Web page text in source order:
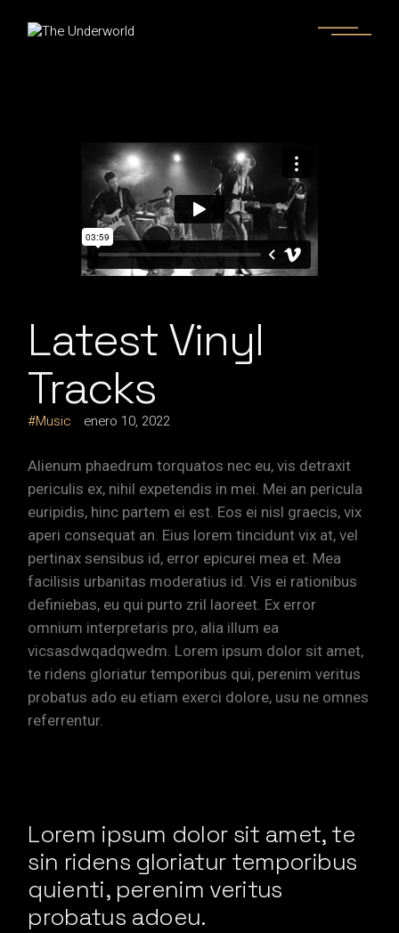
Latest Vinyl
Tracks
Music enero 10, 2022
Alienum phaedrum torquatos nec eu, vis detraxit
periculis ex, nihil expetendis in mei. Mei an pericula
euripidis, hinc partem ei est. Eos ei nisl graecis, vix
aperi consequat an. Eius lorem tincidunt vix at, vel
pertinax sensibus id, error epicurei mea et. Mea
facilisis urbanitas moderatius id. Vis ei rationibus
definiebas, eu qui purto zril laoreet. Ex error
omnium interpretaris pro, alia illum ea
vicsasdwqadqwedm. Lorem ipsum dolor sit amet,
te ridens gloriatur temporibus qui, perenim veritus
probatus ado eu etiam exerci dolore, usu ne omnes
referrentur.
Lorem ipsum dolor sit amet, te
sin ridens gloriatur temporibus
quienti, perenim veritus
probatus adoeu.